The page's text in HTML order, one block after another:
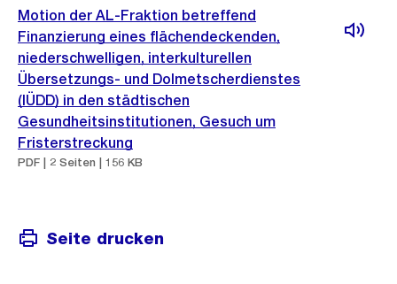
Motion der AL-Fraktion betreffend
Finanzierung eines flächendeckenden,
niederschwelligen, interkulturellen
Übersetzungs- und Dolmetscherdienstes
(IÜDD) in den städtischen
Gesundheitsinstitutionen, Gesuch um
Fristerstreckung
PDF | 2 Seiten | 156 KB
Seite drucken